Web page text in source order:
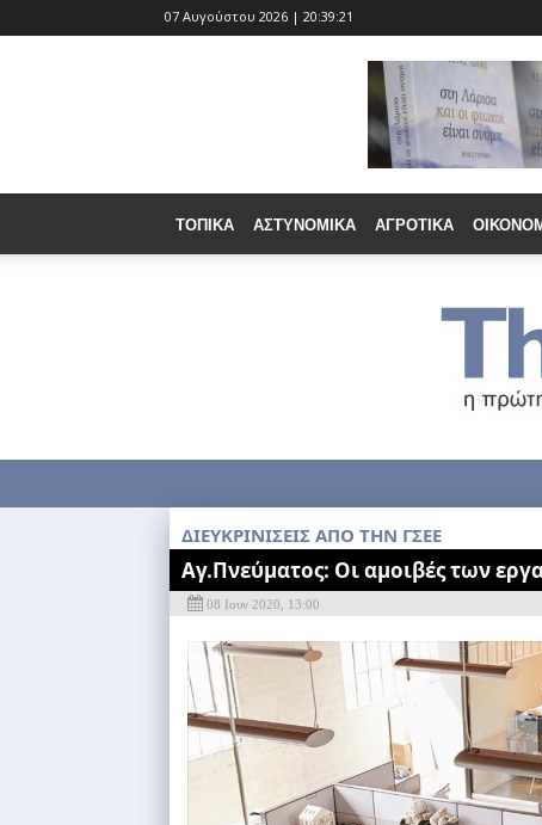
07 Αυγούστου 2026 | 20:39:22
ΤΟΠΙΚΆ ΑΣΤΥΝΟΜΙΚΆ ΑΓΡΟΤΙΚΆ
ΔΙΕΥΚΡΙΝΙΣΕΙΣ ΑΠΟ ΤΗΝ ΓΣΕΕ
Αγ.Πνεύματος: Οι αμοιβές των
08 Ιουν 2020, 13:00